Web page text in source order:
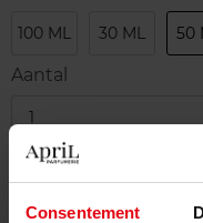
Consentement
100 ML 30 ML 50
Aantal
1
Levering
Dit artikel is